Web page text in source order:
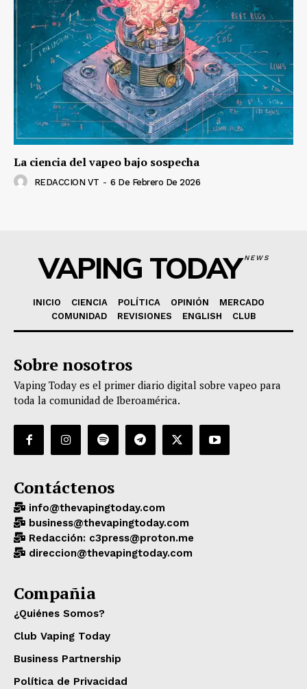
La ciencia del vapeo bajo sospecha
REDACCION VT - 6 De Febrero De 2026
VAPING TODAYNEWS
INICIO CIENCIA POLÍTICA OPINIÓN
MERCADO
COMUNIDAD
REVISIONES ENGLISH CLUB
Sobre nosotros
Vaping Today es el primer diario digital sobre vapeo para
toda la comunidad de Iberoamérica.
Contáctenos
info@thevapingtoday.com
business@thevapingtoday.com
Redacción: c3press@proton.me
direccion@thevapingtoday.com
Compañia
¿Quiénes Somos?
Club Vaping Today
Business Partnership
Política de Privacidad